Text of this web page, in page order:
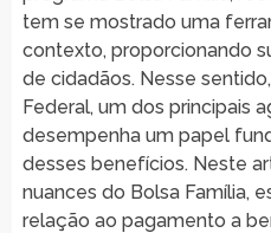
tem se mostrado uma
contexto, proporcionando
de cidadãos. Nesse
Federal, um dos principais
desempenha um papel
desses benefícios. Neste
nuances do Bolsa Família,
relação ao pagamento a